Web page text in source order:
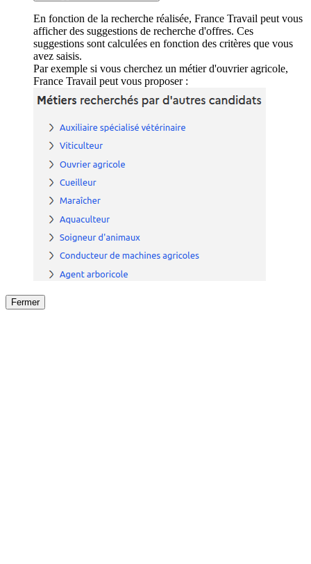
En fonction de la recherche réalisée, France Travail peut vous
afficher des suggestions de recherche d'offres. Ces
suggestions sont calculées en fonction des critères que vous
avez saisis.
Par exemple si vous cherchez un métier d'ouvrier agricole,
France Travail peut vous proposer :
Fermer